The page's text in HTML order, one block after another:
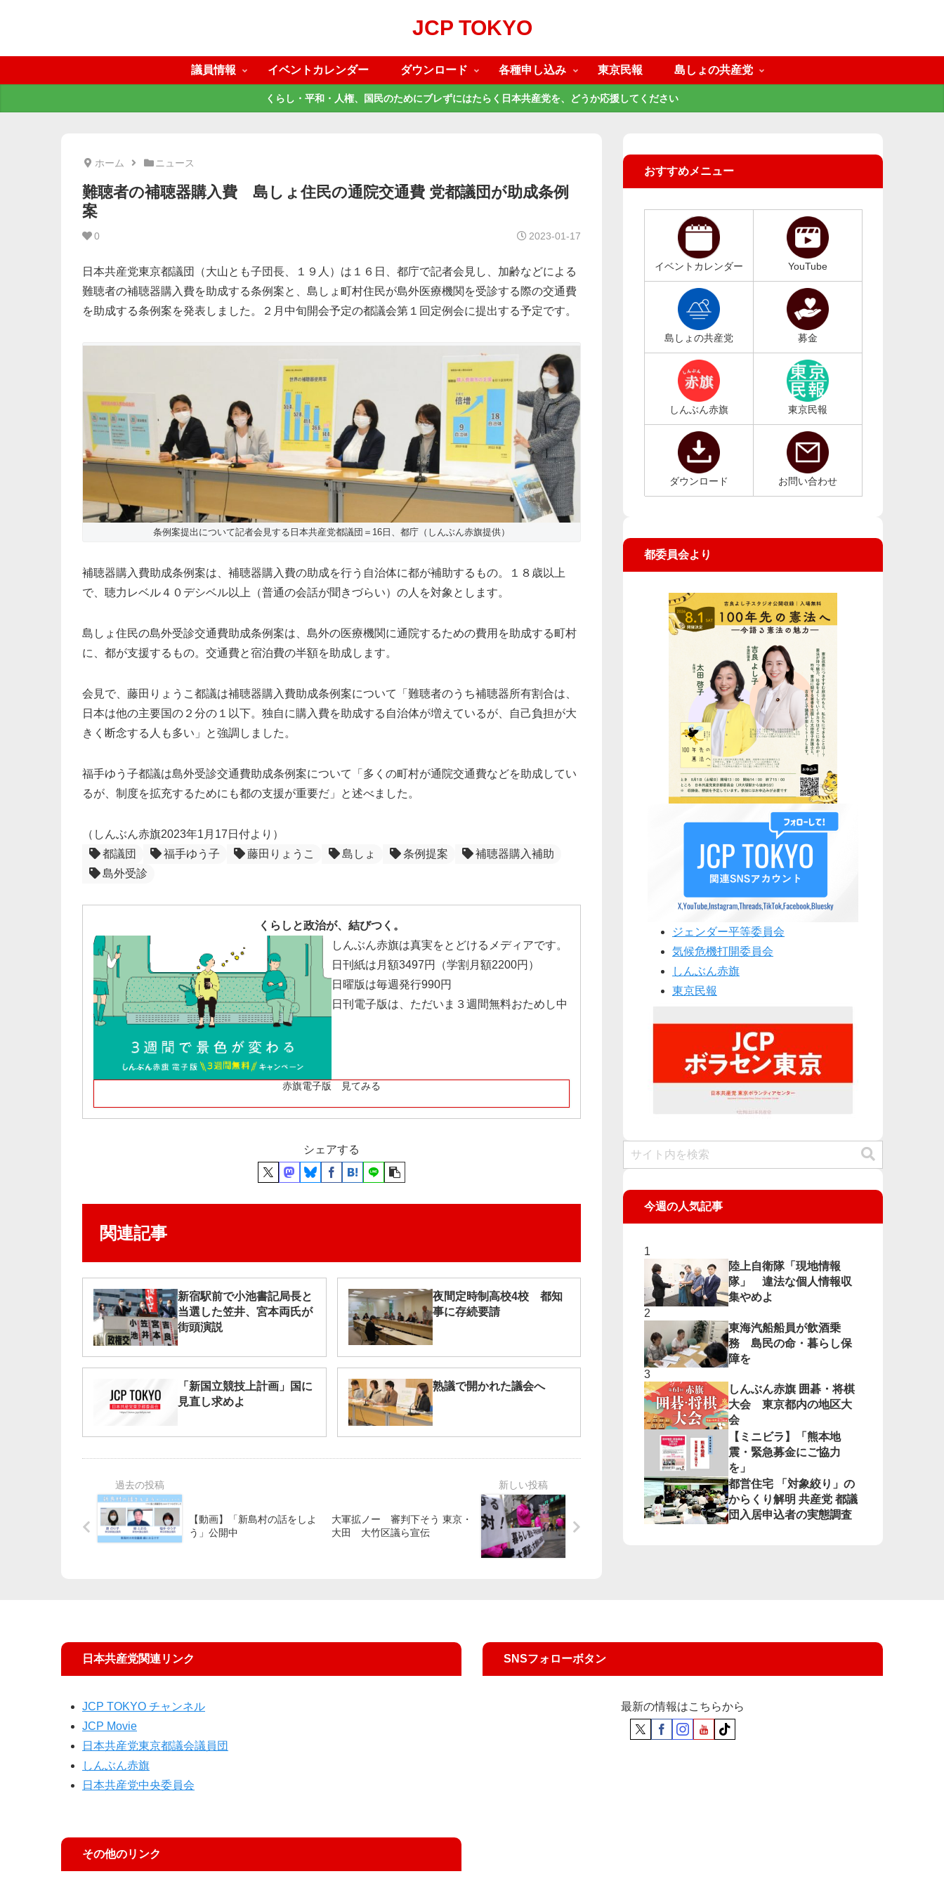
JCP TOKYO
議員情報 イベントカレンダー ダウンロード 各種申し込み 東京民報 島しょの共産党
くらし・平和・人権、国民のためにブレずにはたらく日本共産党を、どうか応援してください
ホーム ニュース
難聴者の補聴器購入費 島しょ住民の通院交通費 党都議団が助成条例
案
0 2023-01-17
日本共産党東京都議団（大山とも子団長、１９人）は１６日、都庁で記者会見し、加齢などによる
難聴者の補聴器購入費を助成する条例案と、島しょ町村住民が島外医療機関を受診する際の交通費
を助成する条例案を発表しました。２月中旬開会予定の都議会第１回定例会に提出する予定です。
条例案提出について記者会見する日本共産党都議団＝16日、都庁（しんぶん赤旗提供）
補聴器購入費助成条例案は、補聴器購入費の助成を行う自治体に都が補助するもの。１８歳以上
で、聴力レベル４０デシベル以上（普通の会話が聞きづらい）の人を対象とします。
島しょ住民の島外受診交通費助成条例案は、島外の医療機関に通院するための費用を助成する町村
に、都が支援するもの。交通費と宿泊費の半額を助成します。
会見で、藤田りょうこ都議は補聴器購入費助成条例案について「難聴者のうち補聴器所有割合は、
日本は他の主要国の２分の１以下。独自に購入費を助成する自治体が増えているが、自己負担が大
きく断念する人も多い」と強調しました。
福手ゆう子都議は島外受診交通費助成条例案について「多くの町村が通院交通費などを助成してい
るが、制度を拡充するためにも都の支援が重要だ」と述べました。
（しんぶん赤旗2023年1月17日付より）
都議団
福手ゆう子 藤田りょうこ 島しょ 条例提案
補聴器購入補助
島外受診
くらしと政治が、結びつく。
しんぶん赤旗は真実をとどけるメディアです。
日刊紙は月額3497円（学割月額2200円）
日曜版は毎週発行990円
日刊電子版は、ただいま３週間無料おためし中
赤旗電子版 見てみる
シェアする
関連記事
新宿駅前で小池書記局長と
当選した笠井、宮本両氏が
街頭演説
夜間定時制高校4校 都知
事に存続要請
「新国立競技上計画」国に
見直し求めよ
熟議で開かれた議会へ
【動画】「新島村の話をしよ
う」公開中
大軍拡ノー 審判下そう 東京・
大田 大竹区議ら宣伝
おすすめメニュー
イベントカレンダー YouTube
島しょの共産党 募金
しんぶん赤旗 東京民報
ダウンロード お問い合わせ
都委員会より
ジェンダー平等委員会
気候危機打開委員会
しんぶん赤旗
東京民報
今週の人気記事
陸上自衛隊「現地情報
隊」 違法な個人情報収
集やめよ
東海汽船船員が飲酒乗
務 島民の命・暮らし保
障を
しんぶん赤旗 囲碁・将棋
大会 東京都内の地区大
会
【ミニビラ】「熊本地
震・緊急募金にご協力
を」
都営住宅 「対象絞り」の
からくり解明 共産党 都議
団入居申込者の実態調査
日本共産党関連リンク
JCP TOKYO チャンネル
JCP Movie
日本共産党東京都議会議員団
しんぶん赤旗
日本共産党中央委員会
その他のリンク
SNSフォローボタン
最新の情報はこちらから